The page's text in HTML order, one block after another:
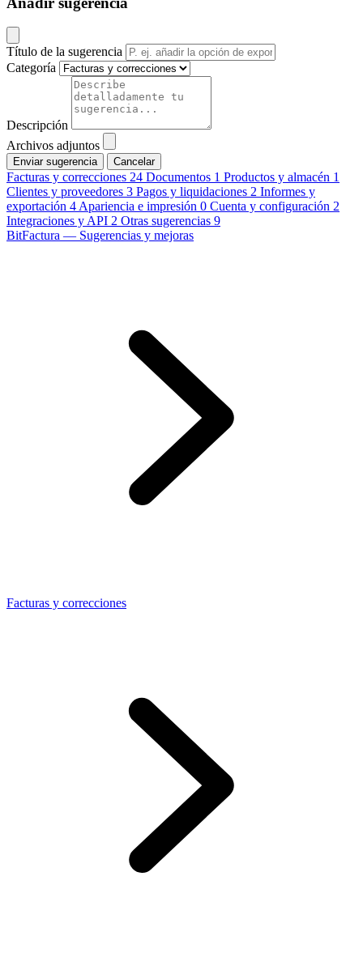
Título de la sugerencia
Categoría
Descripción
Archivos adjuntos
Cancelar
Facturas y correcciones 24 Documentos 1 Productos y almacén 1
Clientes y proveedores 3 Pagos y liquidaciones 2 Informes y
exportación 4 Apariencia e impresión 0 Cuenta y configuración 2
Integraciones y API 2 Otras sugerencias 9
BitFactura — Sugerencias y mejoras
Facturas y correcciones